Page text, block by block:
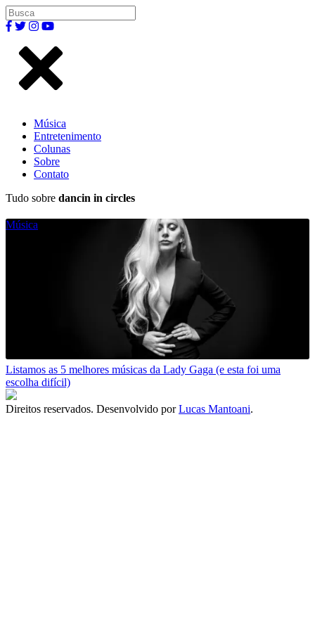
Música
Entretenimento
Colunas
Sobre
Contato
Tudo sobre dancin in circles
Música
Listamos as 5 melhores músicas da Lady Gaga (e esta foi uma
escolha difícil)
Direitos reservados. Desenvolvido porLucas Mantoani.